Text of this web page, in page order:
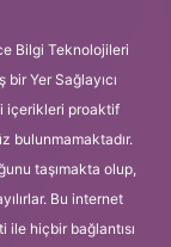
Bilgi Teknolojileri
Yer Sağlayıcı
içerikleri proaktif
bulunmamaktadır.
taşımakta olup,
Bu internet
ile hiçbir bağlantısı